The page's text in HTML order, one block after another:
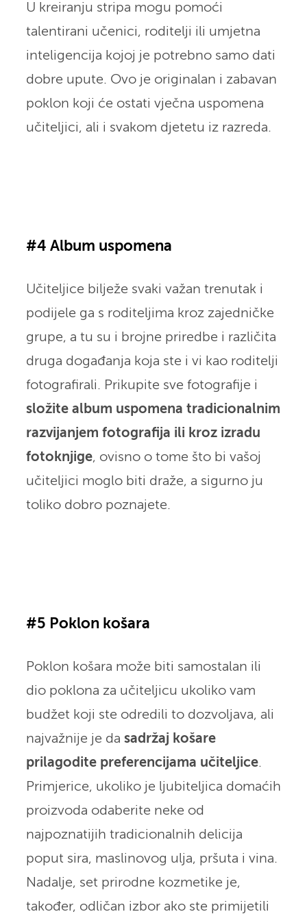
U kreiranju stripa mogu pomoći
talentirani učenici, roditelji ili umjetna
inteligencija kojoj je potrebno samo dati
dobre upute. Ovo je originalan i zabavan
poklon koji će ostati vječna uspomena
učiteljici, ali i svakom djetetu iz razreda.
#4 Album uspomena
Učiteljice bilježe svaki važan trenutak i
podijele ga s roditeljima kroz zajedničke
grupe, a tu su i brojne priredbe i različita
druga događanja koja ste i vi kao roditelji
fotografirali. Prikupite sve fotografije i
složite album uspomena tradicionalnim
razvijanjem fotografija ili kroz izradu
fotoknjige, ovisno o tome što bi vašoj
učiteljici moglo biti draže, a sigurno ju
toliko dobro poznajete.
#5 Poklon košara
Poklon košara može biti samostalan ili
dio poklona za učiteljicu ukoliko vam
budžet koji ste odredili to dozvoljava, ali
najvažnije je da sadržaj košare
prilagodite preferencijama učiteljice.
Primjerice, ukoliko je ljubiteljica domaćih
proizvoda odaberite neke od
najpoznatijih tradicionalnih delicija
poput sira, maslinovog ulja, pršuta i vina.
Nadalje, set prirodne kozmetike je,
također, odličan izbor ako ste primijetili